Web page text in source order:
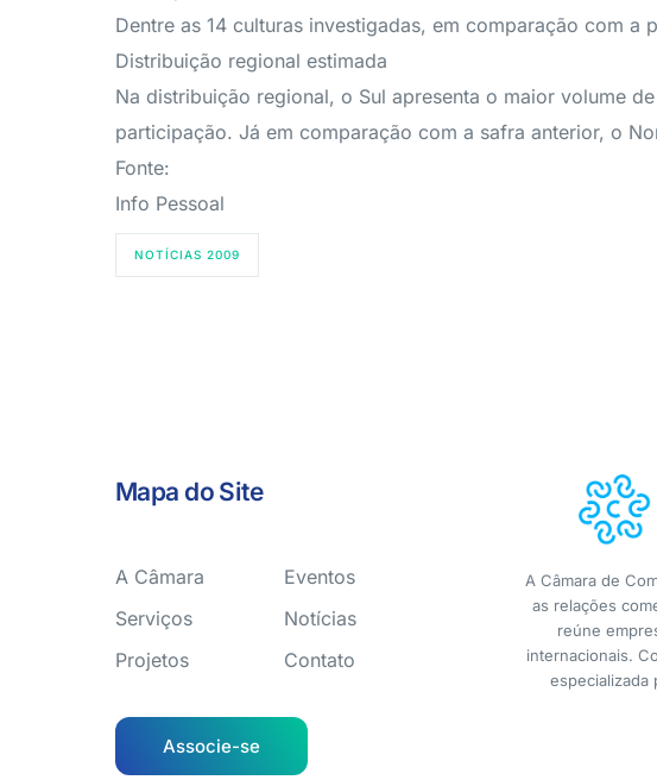
Dentre as 14 culturas investigadas, em comparação com
Distribuição regional estimada
Na distribuição regional, o Sul apresenta o maior volume
participação. Já em comparação com a safra anterior, o
Fonte:
Info Pessoal
NOTÍCIAS 2009
Mapa do Site
A Câmara
Serviços
Projetos
Eventos
Notícias
Contato
Associe-se
A Câmara de
as relações
reúne
internacionais.
especializada